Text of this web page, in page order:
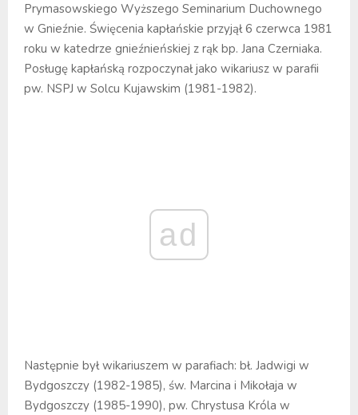
Prymasowskiego Wyższego Seminarium Duchownego
w Gnieźnie. Święcenia kapłańskie przyjął 6 czerwca 1981
roku w katedrze gnieźnieńskiej z rąk bp. Jana Czerniaka.
Posługę kapłańską rozpoczynał jako wikariusz w parafii
pw. NSPJ w Solcu Kujawskim (1981-1982).
ad
Następnie był wikariuszem w parafiach: bł. Jadwigi w
Bydgoszczy (1982-1985), św. Marcina i Mikołaja w
Bydgoszczy (1985-1990), pw. Chrystusa Króla w